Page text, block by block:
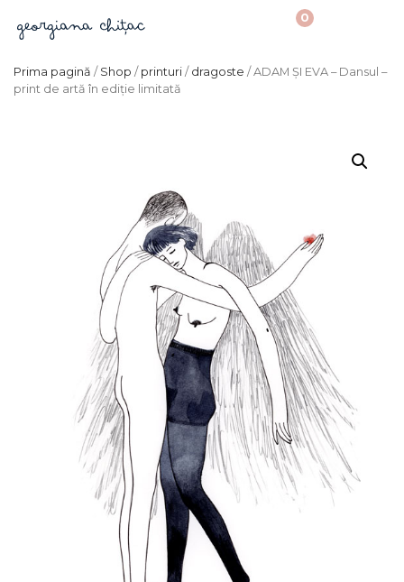
0
Prima pagină / Shop / printuri / dragoste / ADAM ȘI EVA – Dansul –
print de artă în ediție limitată